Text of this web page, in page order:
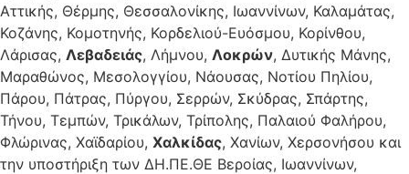
Αττικής, Θέρμης, Θεσσαλονίκης, Ιωαννίνων, Καλαμάτας,
Κοζάνης, Κομοτηνής, Κορδελιού-Ευόσμου, Κορίνθου,
Λάρισας, Λεβαδειάς, Λήμνου, Λοκρών, Δυτικής Μάνης,
Μαραθώνος, Μεσολογγίου, Νάουσας, Νοτίου Πηλίου,
Πάρου, Πάτρας, Πύργου, Σερρών, Σκύδρας, Σπάρτης,
Τήνου, Τεμπών, Τρικάλων, Τρίπολης, Παλαιού Φαλήρου,
Φλώρινας, Χαϊδαρίου, Χαλκίδας, Χανίων, Χερσονήσου και
την υποστήριξη των ΔΗ.ΠΕ.ΘΕ Βεροίας, Ιωαννίνων,